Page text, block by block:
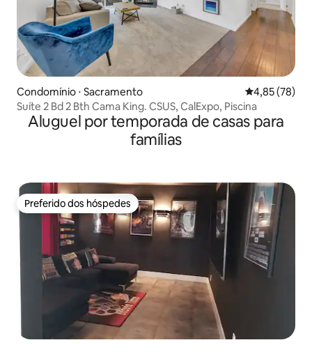
Condomínio ⋅ Sacramento 4,85 de uma
4,85 (78)
Suíte 2 Bd 2 Bth Cama King. CSUS, CalExpo, Piscina
Aluguel por temporada de casas para
famílias
Preferido dos hóspedes
Preferido dos hóspedes